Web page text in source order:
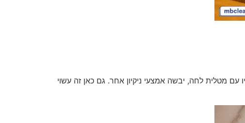
עם מטלית לחה, יבשה אמצעי ניקיון אחר. גם כאן זה עשוי